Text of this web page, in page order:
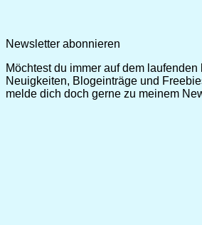
Newsletter abonnieren
Möchtest du immer auf dem
Neuigkeiten, Blogeinträge und
melde dich doch gerne zu meinem